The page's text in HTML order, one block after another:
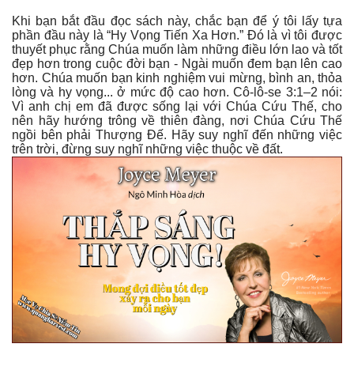
Khi bạn bắt đầu đọc sách này, chắc bạn để ý tôi lấy tựa
phần đầu này là “Hy Vọng Tiến Xa Hơn.” Đó là vì tôi được
thuyết phục rằng Chúa muốn làm những điều lớn lao và tốt
đẹp hơn trong cuộc đời bạn - Ngài muốn đem bạn lên cao
hơn. Chúa muốn bạn kinh nghiệm vui mừng, bình an, thỏa
lòng và hy vọng... ở mức độ cao hơn. Cô-lô-se 3:1–2 nói:
Vì anh chị em đã được sống lại với Chúa Cứu Thế, cho
nên hãy hướng trông về thiên đàng, nơi Chúa Cứu Thế
ngồi bên phải Thượng Đế. Hãy suy nghĩ đến những việc
trên trời, đừng suy nghĩ những việc thuộc về đất.